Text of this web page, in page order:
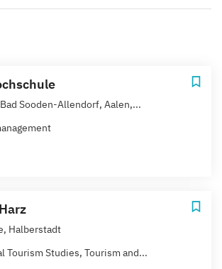
Sooden-Allendorf, Aalen,...
Halberstadt
Tourism Studies, Tourism and...